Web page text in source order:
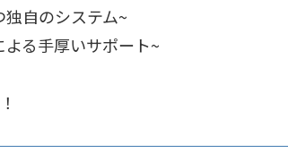
自のシステム~
る手厚いサポート~